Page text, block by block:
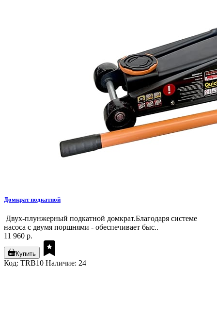
Домкрат подкатной
Двух-плунжерный подкатной домкрат.Благодаря системе
насоса с двумя поршнями - обеспечивает быс..
11 960 р.
Купить
Код: TRB10 Наличие: 24